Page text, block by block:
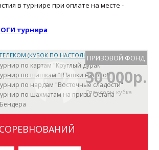
в турнире при оплате на месте -
турнира
(КУБОК ПО НАСТОЛЬНЫМ ИГРАМ)
по картам "Круглый дурак"
по шашкам "Шашки наголо!"
по нардам "Восточные сладости"
по шахматам на призы Остапа
ПРИЗОВОЙ ФОНД
30 000р.
Спонсоры кубка